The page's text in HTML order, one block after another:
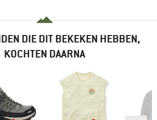
DIE DIT BEKEKEN HEBBEN,
KOCHTEN DAARNA